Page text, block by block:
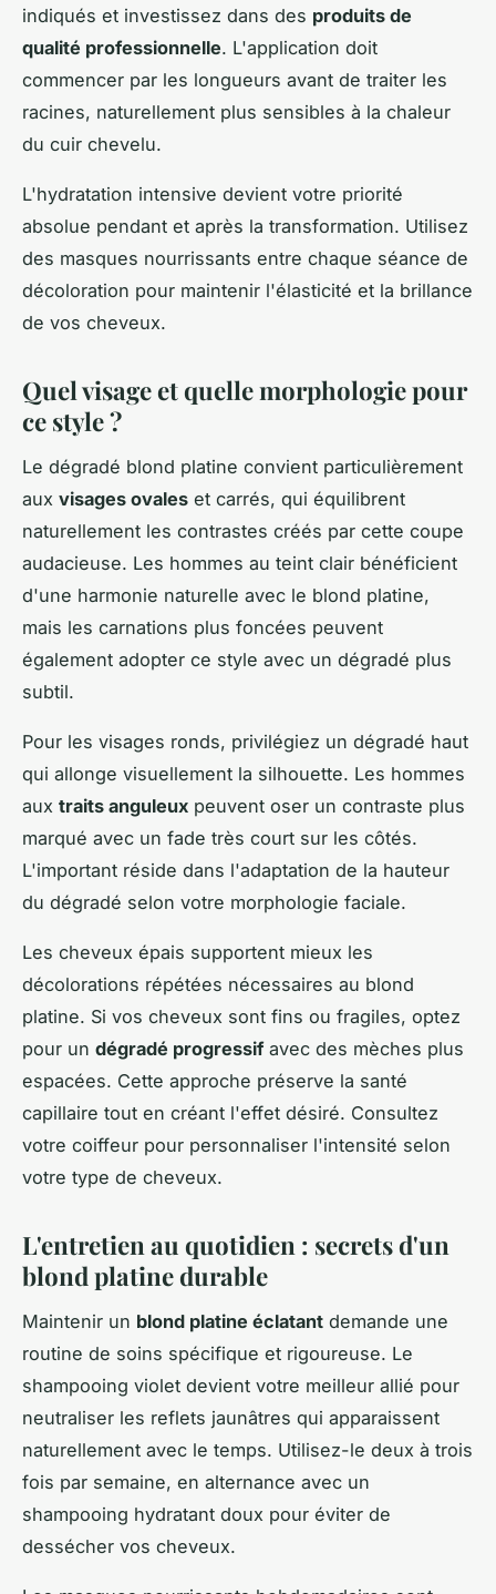
indiqués et investissez dans des produits de
qualité professionnelle. L'application doit
commencer par les longueurs avant de traiter les
racines, naturellement plus sensibles à la chaleur
du cuir chevelu.
L'hydratation intensive devient votre priorité
absolue pendant et après la transformation. Utilisez
des masques nourrissants entre chaque séance de
décoloration pour maintenir l'élasticité et la brillance
de vos cheveux.
Quel visage et quelle morphologie pour
ce style ?
Le dégradé blond platine convient particulièrement
aux visages ovales et carrés, qui équilibrent
naturellement les contrastes créés par cette coupe
audacieuse. Les hommes au teint clair bénéficient
d'une harmonie naturelle avec le blond platine,
mais les carnations plus foncées peuvent
également adopter ce style avec un dégradé plus
subtil.
Pour les visages ronds, privilégiez un dégradé haut
qui allonge visuellement la silhouette. Les hommes
aux traits anguleux peuvent oser un contraste plus
marqué avec un fade très court sur les côtés.
L'important réside dans l'adaptation de la hauteur
du dégradé selon votre morphologie faciale.
Les cheveux épais supportent mieux les
décolorations répétées nécessaires au blond
platine. Si vos cheveux sont fins ou fragiles, optez
pour un dégradé progressifavec des mèches plus
espacées. Cette approche préserve la santé
capillaire tout en créant l'effet désiré. Consultez
votre coiffeur pour personnaliser l'intensité selon
votre type de cheveux.
L'entretien au quotidien : secrets d'un
blond platine durable
Maintenir un blond platine éclatant demande une
routine de soins spécifique et rigoureuse. Le
shampooing violet devient votre meilleur allié pour
neutraliser les reflets jaunâtres qui apparaissent
naturellement avec le temps. Utilisez-le deux à trois
fois par semaine, en alternance avec un
shampooing hydratant doux pour éviter de
dessécher vos cheveux.